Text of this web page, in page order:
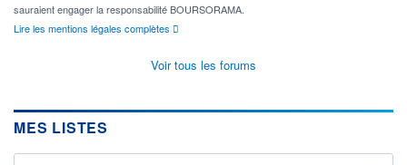
sauraient engager la responsabilité BOURSORAMA.
Lire les mentions légales complètes
Voir tous les forums
MES LISTES